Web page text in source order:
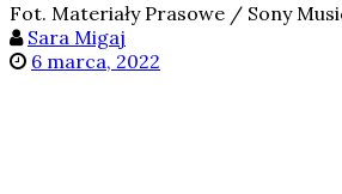
Fot. Materiały Prasowe / Sony
Sara Migaj
6 marca, 2022